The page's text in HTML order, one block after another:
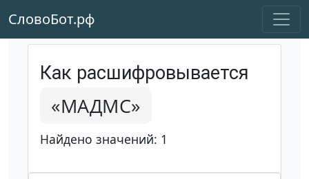
СловоБот.рф
Как расшифровывается
«МАДМС»
Найдено значений: 1